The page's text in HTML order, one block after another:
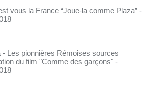
vous la France “Joue-la comme Plaza” -
- Les pionnières Rémoises sources
du film "Comme des garçons" -